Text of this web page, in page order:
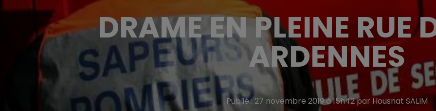
DRAME EN PLEINE RUE
ARDENNES
Publié : 27 novembre 2019 à 15h42 par Housnat SALIM